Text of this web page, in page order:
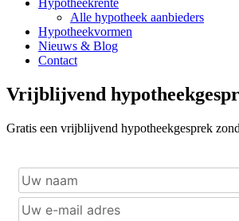
Alle hypotheek aanbieders
Hypotheekvormen
Nieuws & Blog
Contact
Vrijblijvend
Gratis een vrijblijvend hypotheekgesprek